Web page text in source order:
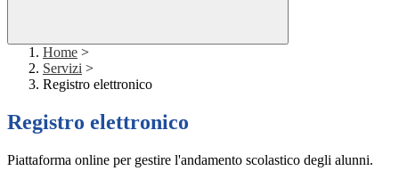
Home >
Servizi >
Registro elettronico
Registro elettronico
Piattaforma online per gestire l'andamento scolastico degli alunni.